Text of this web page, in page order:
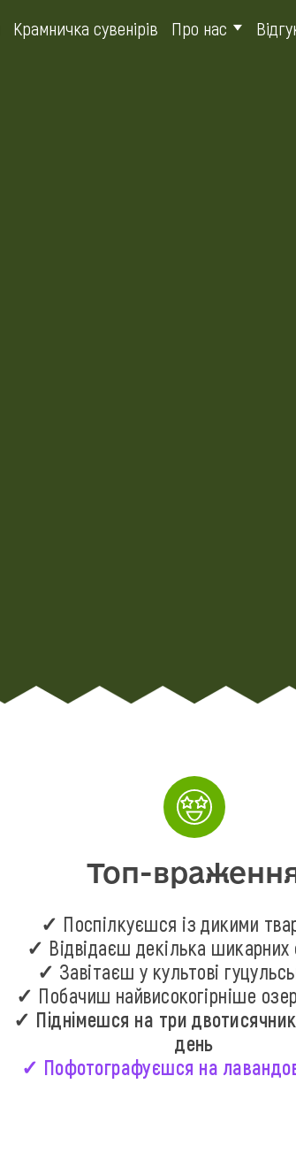
Крамничка сувенірів Про нас
Топ-
✓ Поспілкуєшся із дикими
✓ Відвідаєш декілька шикарних
✓ Завітаєш у культові
✓ Побачиш найвисокогірніше
✓ Піднімешся на три
день
✓ Пофотографуєшся на